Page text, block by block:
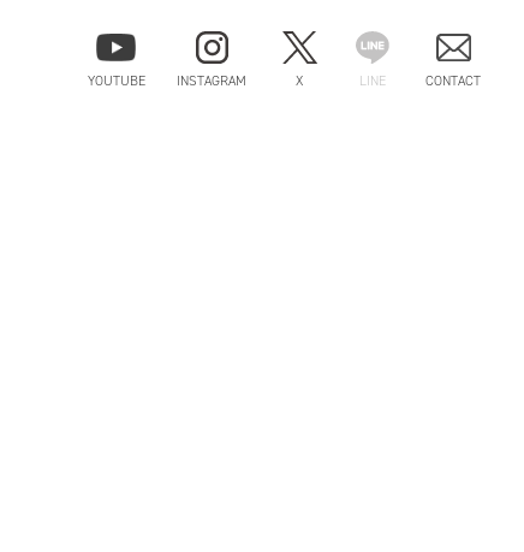
YOUTUBE INSTAGRAM X LINE CONTACT